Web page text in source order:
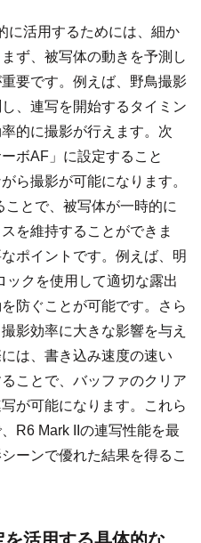
に活用するためには、細か
ず、被写体の動きを予測し
要です。例えば、野鳥撮影
、連写を開始するタイミン
的に撮影が行えます。次
ボAF」に設定すること
ら撮影が可能になります。
とで、被写体が一時的に
を維持することができま
ポイントです。例えば、明
クを使用して適切な露出
防ぐことが可能です。さら
影効率に大きな影響を与え
は、書き込み速度の速い
ことで、バッファのクリア
が可能になります。これら
R6 Mark IIの連写性能を最
ーンで優れた結果を得るこ